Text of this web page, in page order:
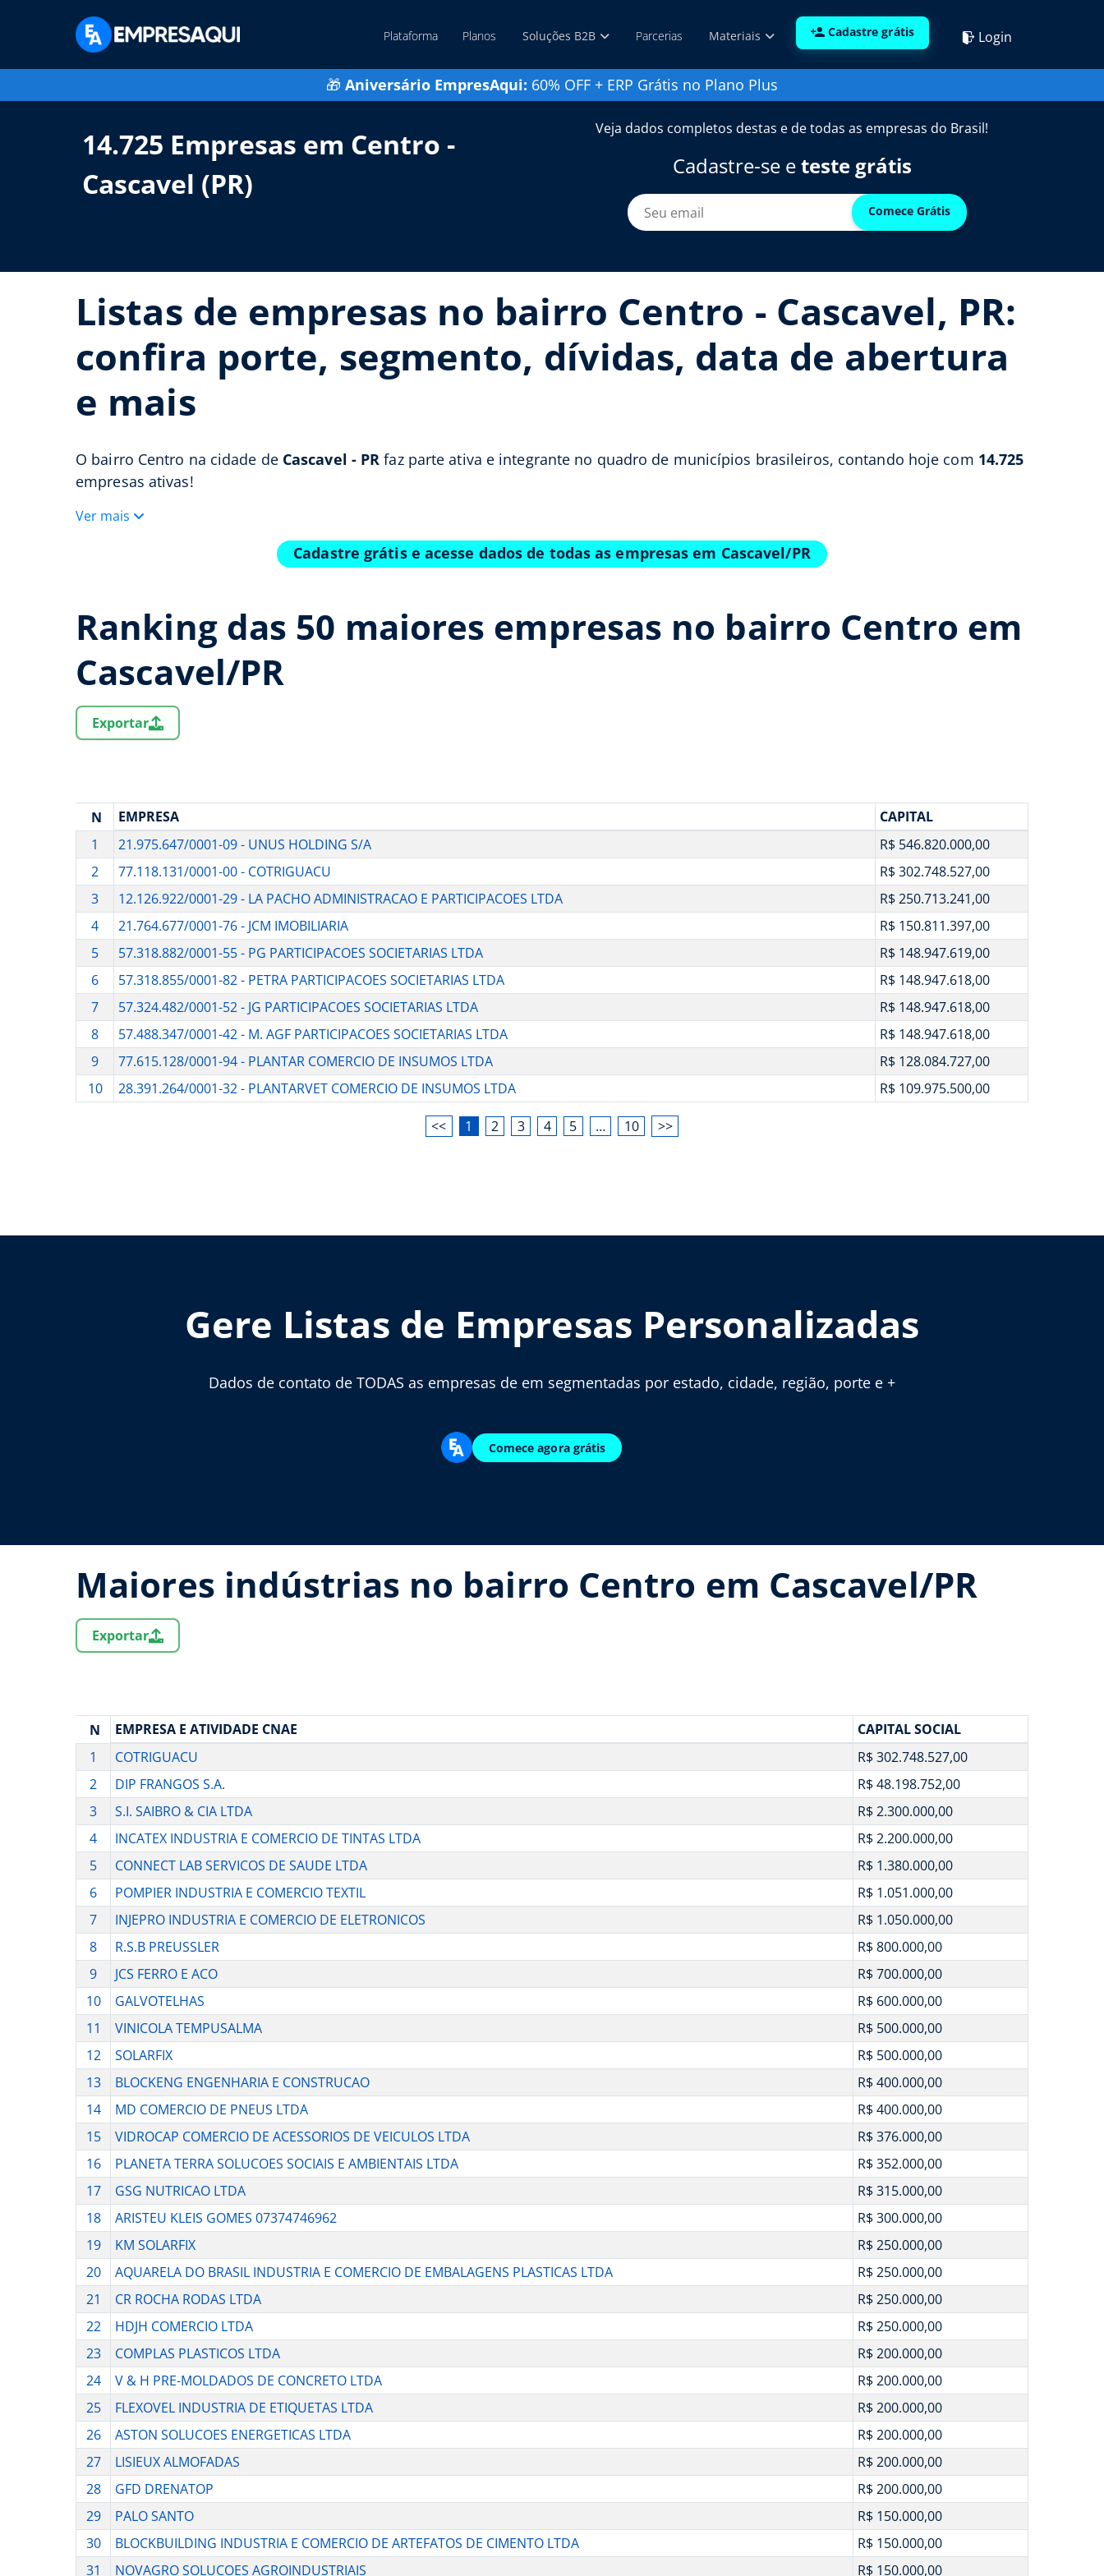
Plataforma Planos Soluções B2B Parcerias Materiais Cadastre grátis Login
🎁 Aniversário EmpresAqui: 60% OFF + ERP Grátis no Plano Plus
14.725 Empresas em Centro -
Cascavel (PR)
Veja dados completos destas e de todas as empresas do Brasil!
Cadastre-se eteste grátis
Comece Grátis
Listas de empresas no bairro Centro - Cascavel, PR:
confira porte, segmento, dívidas, data de abertura
e mais
O bairro Centro na cidade de Cascavel - PR faz parte ativa e integrante no quadro de municípios brasileiros, contando hoje com 14.725
empresas ativas!
Ver mais
Cadastre grátis e acesse dados de todas as empresas em Cascavel/PR
Ranking das 50 maiores empresas no bairro Centro em
Cascavel/PR
Exportar
N EMPRESA
CAPITAL
1
21.975.647/0001-09 - UNUS HOLDING S/A
R$ 546.820.000,00
2
77.118.131/0001-00 - COTRIGUACU
R$ 302.748.527,00
3
12.126.922/0001-29 - LA PACHO ADMINISTRACAO E PARTICIPACOES LTDA
R$ 250.713.241,00
4
21.764.677/0001-76 - JCM IMOBILIARIA
R$ 150.811.397,00
5
57.318.882/0001-55 - PG PARTICIPACOES SOCIETARIAS LTDA
R$ 148.947.619,00
6
57.318.855/0001-82 - PETRA PARTICIPACOES SOCIETARIAS LTDA
R$ 148.947.618,00
7
57.324.482/0001-52 - JG PARTICIPACOES SOCIETARIAS LTDA
R$ 148.947.618,00
8
57.488.347/0001-42 - M. AGF PARTICIPACOES SOCIETARIAS LTDA
R$ 148.947.618,00
9
77.615.128/0001-94 - PLANTAR COMERCIO DE INSUMOS LTDA
R$ 128.084.727,00
10
28.391.264/0001-32 - PLANTARVET COMERCIO DE INSUMOS LTDA R$ 109.975.500,00
<< 1 2 3 4 5 … 10 >>
Gere Listas de Empresas Personalizadas
Dados de contato de TODAS as empresas de em segmentadas por estado, cidade, região, porte e +
Comece agora grátis
Maiores indústrias no bairro Centro em Cascavel/PR
Exportar
N EMPRESA E ATIVIDADE CNAE
CAPITAL SOCIAL
1
COTRIGUACU
R$ 302.748.527,00
2
DIP FRANGOS S.A.
R$ 48.198.752,00
3
S.I. SAIBRO & CIA LTDA
R$ 2.300.000,00
4
INCATEX INDUSTRIA E COMERCIO DE TINTAS LTDA
R$ 2.200.000,00
5
CONNECT LAB SERVICOS DE SAUDE LTDA
R$ 1.380.000,00
6
POMPIER INDUSTRIA E COMERCIO TEXTIL
R$ 1.051.000,00
7
INJEPRO INDUSTRIA E COMERCIO DE ELETRONICOS
R$ 1.050.000,00
8
R.S.B PREUSSLER
R$ 800.000,00
9
JCS FERRO E ACO
R$ 700.000,00
10
GALVOTELHAS
R$ 600.000,00
11
VINICOLA TEMPUSALMA
R$ 500.000,00
12
SOLARFIX
R$ 500.000,00
13
BLOCKENG ENGENHARIA E CONSTRUCAO
R$ 400.000,00
14
MD COMERCIO DE PNEUS LTDA
R$ 400.000,00
15
VIDROCAP COMERCIO DE ACESSORIOS DE VEICULOS LTDA
R$ 376.000,00
16
PLANETA TERRA SOLUCOES SOCIAIS E AMBIENTAIS LTDA
R$ 352.000,00
17
GSG NUTRICAO LTDA
R$ 315.000,00
18
ARISTEU KLEIS GOMES 07374746962
R$ 300.000,00
19
KM SOLARFIX
R$ 250.000,00
20
AQUARELA DO BRASIL INDUSTRIA E COMERCIO DE EMBALAGENS PLASTICAS LTDA
R$ 250.000,00
21
CR ROCHA RODAS LTDA
R$ 250.000,00
22
HDJH COMERCIO LTDA
R$ 250.000,00
23
COMPLAS PLASTICOS LTDA
R$ 200.000,00
24
V & H PRE-MOLDADOS DE CONCRETO LTDA
R$ 200.000,00
25
FLEXOVEL INDUSTRIA DE ETIQUETAS LTDA
R$ 200.000,00
26
ASTON SOLUCOES ENERGETICAS LTDA
R$ 200.000,00
27
LISIEUX ALMOFADAS
R$ 200.000,00
28
GFD DRENATOP
R$ 200.000,00
29
PALO SANTO
R$ 150.000,00
30
BLOCKBUILDING INDUSTRIA E COMERCIO DE ARTEFATOS DE CIMENTO LTDA
R$ 150.000,00
31
NOVAGRO SOLUCOES AGROINDUSTRIAIS R$ 150.000,00